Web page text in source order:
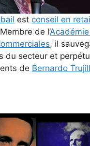
est conseil en
de l’
, il
du secteur et
de Bernardo